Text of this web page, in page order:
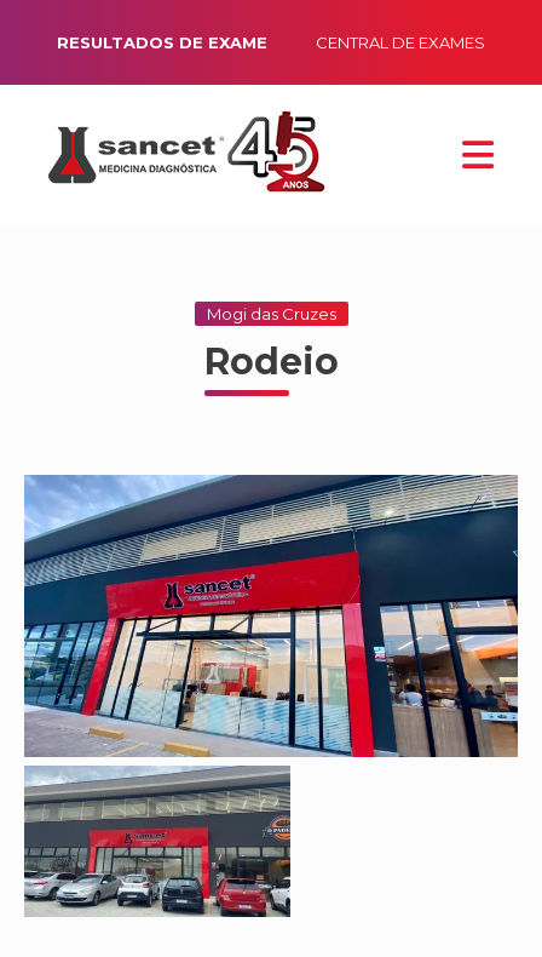
RESULTADOS DE EXAME CENTRAL DE EXAMES
Mogi das Cruzes
Rodeio